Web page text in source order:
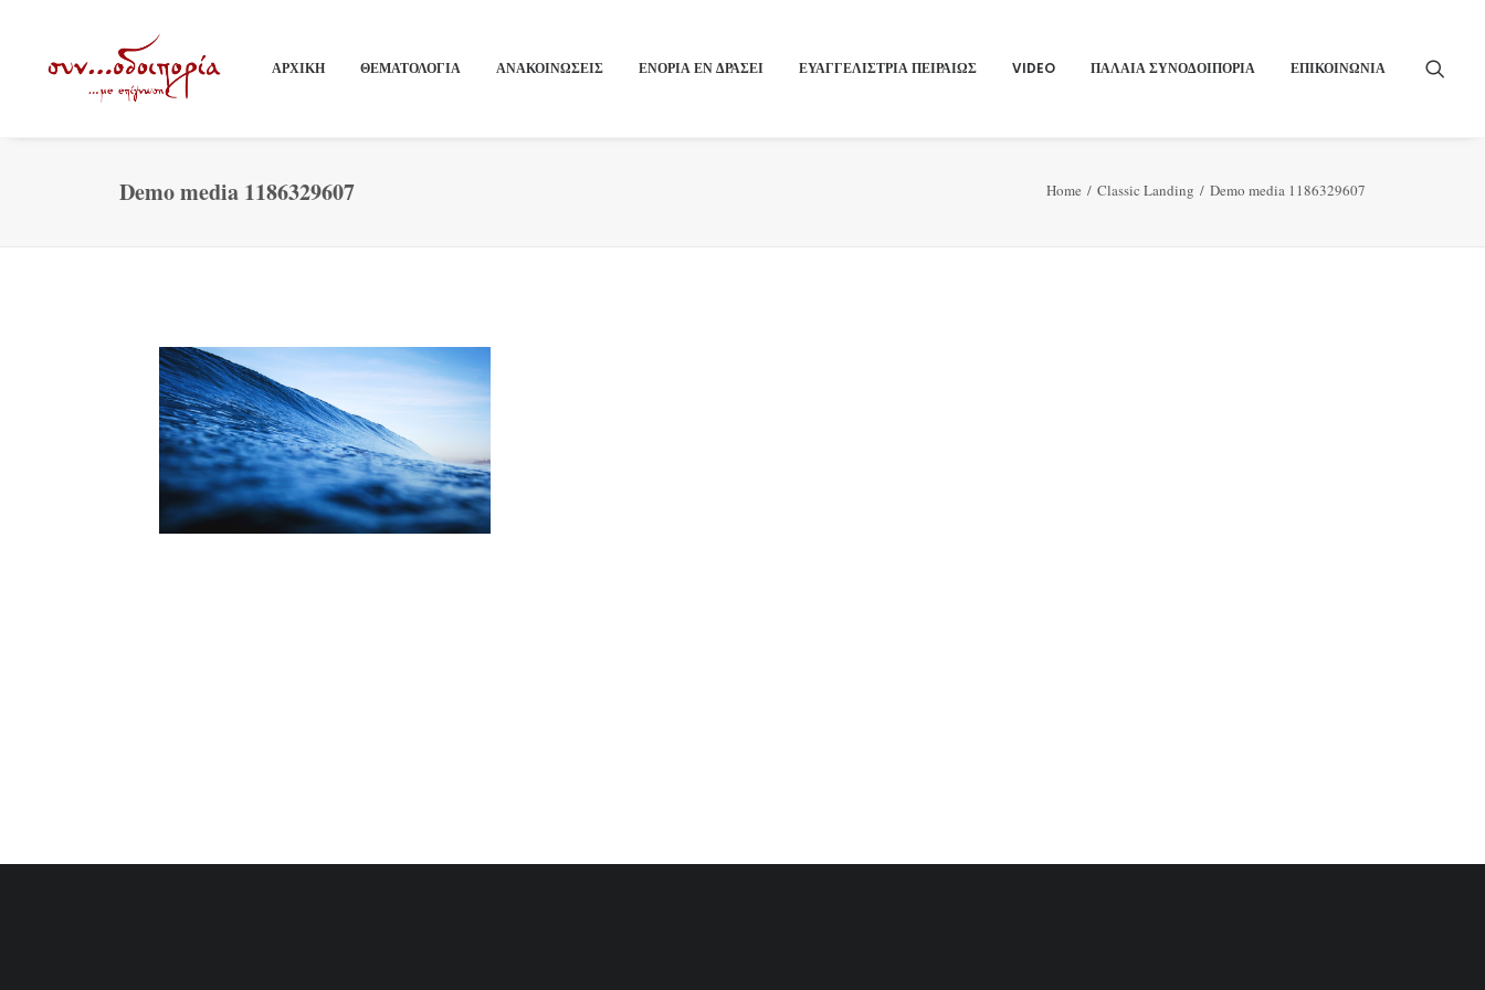
ΑΡΧΙΚΗ ΘΕΜΑΤΟΛΟΓΙΑ ΑΝΑΚΟΙΝΩΣΕΙΣ ΕΝΟΡΙΑ ΕΝ ΔΡΑΣΕΙ ΕΥΑΓΓΕΛΙΣΤΡΙΑ ΠΕΙΡΑΙΏΣ VIDEO ΠΑΛΑΙΑ ΣΥΝΟΔΟΙΠΟΡΙΑ ΕΠΙΚΟΙΝΩΝΙΑ
Demo media 1186329607 Home Classic Landing Demo media 1186329607